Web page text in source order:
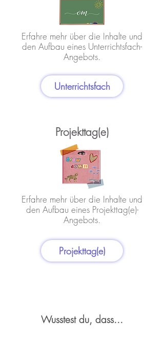
Erfahre mehr über die Inhalte und
den Aufbau eines Unterrichtsfach-
Angebots.
Unterrichtsfach
Projekttag(e)
Erfahre mehr über die Inhalte und
den Aufbau eines Projekttag(e)-
Angebots.
Projekttag(e)
Wusstest du, dass...